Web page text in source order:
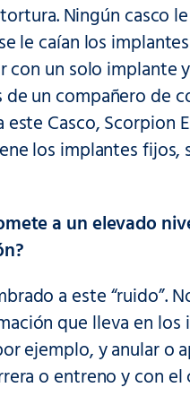
Ningún casco
le caían los
un solo implante
de un compañero de
Casco, Scorpion
los implantes
a un elevado
a este “ruido”.
que lleva en
ejemplo, y anular o
o entreno y con